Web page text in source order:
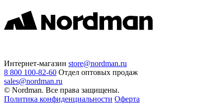
Интернет-магазин store@nordman.ru
8 800 100-82-60 Отдел оптовых продаж
sales@nordman.ru
© Nordman. Все права защищены.
Политика конфиденциальности Оферта